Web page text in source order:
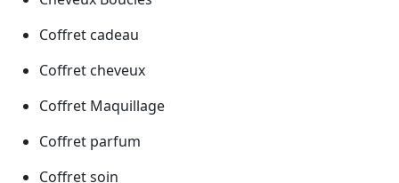
Coffret cadeau
Coffret cheveux
Coffret Maquillage
Coffret parfum
Coffret soin